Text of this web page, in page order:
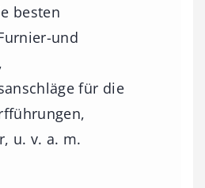
besten
und
für die
u. v. a. m.